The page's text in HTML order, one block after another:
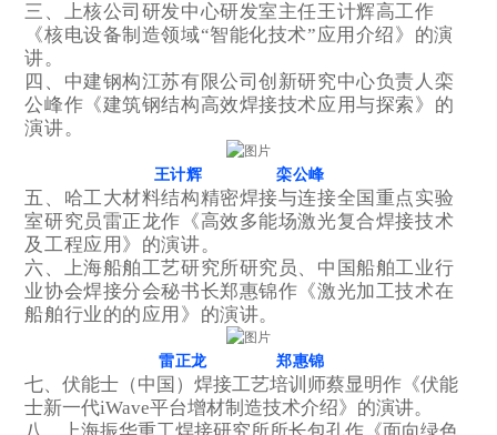
三、上核公司研发中心研发室主任王计辉高工作
《核电设备制造领域“智能化技术”应用介绍》的演
讲。
四、中建钢构江苏有限公司创新研究中心负责人栾
公峰作《建筑钢结构高效焊接技术应用与探索》的
演讲。
王计辉 栾公峰
五、哈工大材料结构精密焊接与连接全国重点实验
室研究员雷正龙作《高效多能场激光复合焊接技术
及工程应用》的演讲。
六、上海船舶工艺研究所研究员、中国船舶工业行
业协会焊接分会秘书长郑惠锦作《激光加工技术在
船舶行业的的应用》的演讲。
雷正龙 郑惠锦
七、伏能士（中国）焊接工艺培训师蔡显明作《伏能
士新一代iWave平台增材制造技术介绍》的演讲。